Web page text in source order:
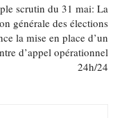
scrutin du 31 mai: La
générale des élections
la mise en place d’un
d’appel opérationnel
24h/24